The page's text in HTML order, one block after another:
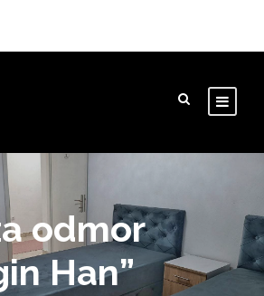
odmor
Han”